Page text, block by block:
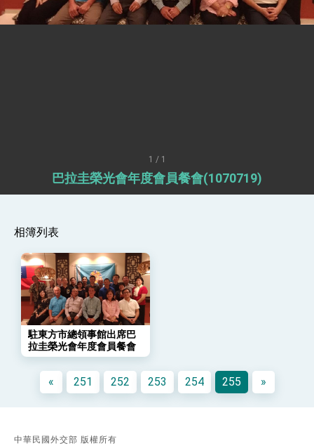
「見證蛻變，分享世界的光華」開幕式，期許數
位轉 型迎向下個50年
總統主持「台美經濟繁榮夥伴對話」記者會 說
臺美經貿談判獲階段性成果 卓揆期勉爭取時間完
成「臺美對等貿易協定」簽署
卓揆：臺美關稅談判階段性結果有助臺灣取得有
外交部長林佳龍主持第35次「參與亞太經濟合作
策略小組」跨部會會議
民調顯示多數國人滿意政府外交表現，高度支持
「總合外交」與台歐美日關係深化
總統以「韌性之島，希望之光」為題發表2026新
年談話
總統主持「守護民主台灣國安行動方案」記者
會 強調以實力守護台海和平 以決心掌握國家
命運
變局中 奮起的新臺灣 總統發表國慶演說
總統發表執政周年談話 盼面對未來挑戰 堅持
1 / 1
巴拉圭榮光會年度會員餐會(1070719)
相簿列表
駐東方市總領事館出席巴
拉圭榮光會年度會員餐會
« 251 252 253 254 255 »
中華民國外交部 版權所有